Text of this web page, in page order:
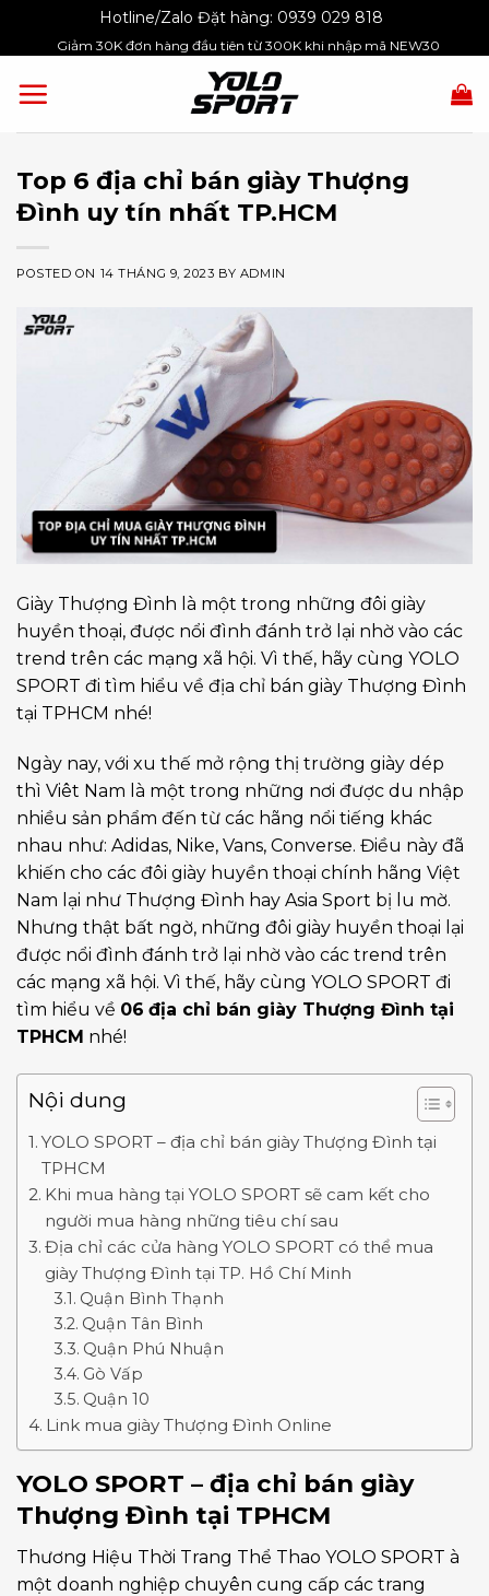
Hotline/Zalo Đặt hàng: 0939 029 818
Giảm 30K đơn hàng đầu tiên từ 300K khi nhập mã NEW30
Top 6 địa chỉ bán giày Thượng
Đình uy tín nhất TP.HCM
POSTED ON 14 THÁNG 9, 2023 BY ADMIN
Giày Thượng Đình là một trong những đôi giày
huyền thoại, được nổi đình đánh trở lại nhờ vào các
trend trên các mạng xã hội. Vì thế, hãy cùng YOLO
SPORT đi tìm hiểu về địa chỉ bán giày Thượng Đình
tại TPHCM nhé!
Ngày nay, với xu thế mở rộng thị trường giày dép
thì Viêt Nam là một trong những nơi được du nhập
nhiều sản phẩm đến từ các hãng nổi tiếng khác
nhau như: Adidas, Nike, Vans, Converse. Điều này đã
khiến cho các đôi giày huyền thoại chính hãng Việt
Nam lại như Thượng Đình hay Asia Sport bị lu mờ.
Nhưng thật bất ngờ, những đôi giày huyền thoại lại
được nổi đình đánh trở lại nhờ vào các trend trên
các mạng xã hội. Vì thế, hãy cùng YOLO SPORT đi
tìm hiểu về 06 địa chỉ bán giày Thượng Đình tại
TPHCM nhé!
Nội dung
YOLO SPORT – địa chỉ bán giày Thượng Đình tại
TPHCM
Khi mua hàng tại YOLO SPORT sẽ cam kết cho
người mua hàng những tiêu chí sau
Địa chỉ các cửa hàng YOLO SPORT có thể mua
giày Thượng Đình tại TP. Hồ Chí Minh
Quận Bình Thạnh
Quận Tân Bình
Quận Phú Nhuận
Gò Vấp
Quận 10
Link mua giày Thượng Đình Online
YOLO SPORT – địa chỉ bán giày
Thượng Đình tại TPHCM
Thương Hiệu Thời Trang Thể Thao YOLO SPORT à
một doanh nghiệp chuyên cung cấp các trang